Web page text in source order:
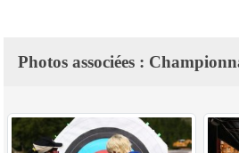
Photos associées :